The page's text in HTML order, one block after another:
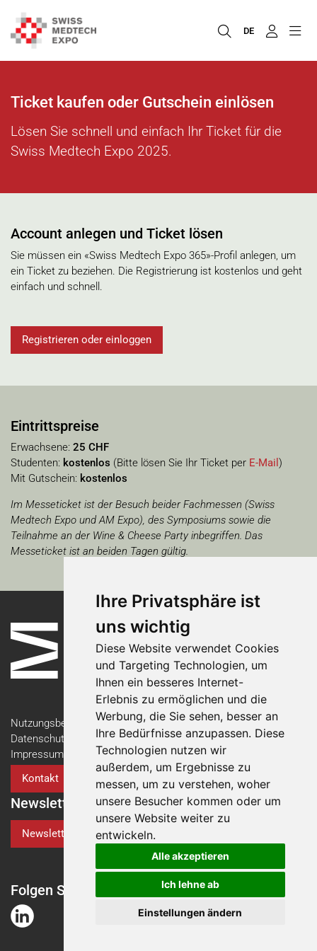
Ihre Privatsphäre ist
uns wichtig
Diese Website verwendet Cookies
und Targeting Technologien, um
Ihnen ein besseres Internet-
Erlebnis zu ermöglichen und die
Werbung, die Sie sehen, besser an
Ihre Bedürfnisse anzupassen. Diese
Technologien nutzen wir
außerdem, um Ergebnisse zu
messen, um zu verstehen, woher
unsere Besucher kommen oder um
unsere Website weiter zu
entwickeln.
Alle akzeptieren
Ich lehne ab
Einstellungen ändern
DE
Ticket kaufen oder Gutschein einlösen
Lösen Sie schnell und einfach Ihr Ticket für die
Swiss Medtech Expo 2025.
Account anlegen und Ticket lösen
Sie müssen ein «Swiss Medtech Expo 365»-Profil anlegen, um
ein Ticket zu beziehen. Die Registrierung ist kostenlos und geht
einfach und schnell.
Registrieren oder einloggen
Eintrittspreise
Erwachsene: 25 CHF
Studenten: kostenlos (Bitte lösen Sie Ihr Ticket per E-Mail )
Mit Gutschein: kostenlos
Im Messeticket ist der Besuch beider Fachmessen (Swiss
Medtech Expo und AM Expo), des Symposiums sowie die
Teilnahme an der Wine & Cheese Party inbegriffen. Das
Messeticket ist an beiden Tagen gültig.
Nutzungsbedingungen
Datenschutzerklärung
Impressum
Kontakt
Newsletter
Newsletter-Anmeldung
Folgen Sie der Swiss Medtech Expo